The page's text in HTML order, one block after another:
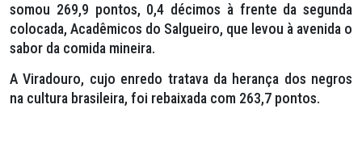
somou 269,9 pontos, 0,4 décimos à frente da segunda
colocada, Acadêmicos do Salgueiro, que levou à avenida o
sabor da comida mineira.
A Viradouro, cujo enredo tratava da herança dos negros
na cultura brasileira, foi rebaixada com 263,7 pontos.